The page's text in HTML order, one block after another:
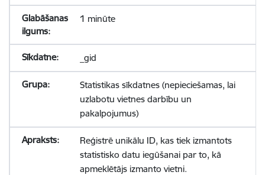
1 minūte
_gid
Statistikas sīkdatnes (nepieciešamas, lai
uzlabotu vietnes darbību un
pakalpojumus)
Reģistrē unikālu ID, kas tiek izmantots
statistisko datu iegūšanai par to, kā
apmeklētājs izmanto vietni.